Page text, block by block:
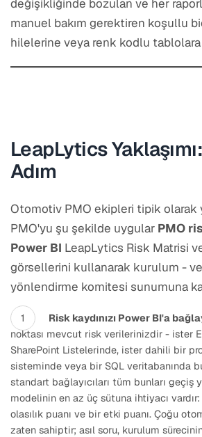
değişikliğinde bozulan ve her
manuel bakım gerektiren koşullu
hilelerine veya renk kodlu
LeapLytics
Adım
Otomotiv PMO ekipleri tipik olarak
PMO'yu şu şekilde uygular PMO
Power BI LeapLytics Risk Matrisi ve
görsellerini kullanarak kurulum -
yönlendirme komitesi sunumuna
Risk kaydınızı Power BI'a
noktası mevcut risk verilerinizdir - ister
SharePoint Listelerinde, ister dahili bir
sisteminde veya bir SQL veritabanında
standart bağlayıcıları tüm bunları geçiş
modelinin en az üç sütuna ihtiyacı
olasılık puanı ve bir etki puanı. Çoğu
zaten sahiptir; asıl soru, kurulum